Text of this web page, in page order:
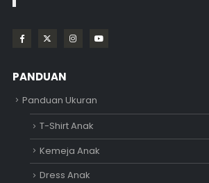
PANDUAN
Panduan Ukuran
T-Shirt Anak
Kemeja Anak
Dress Anak